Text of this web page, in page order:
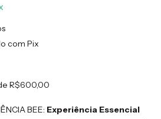
com Pix
R$600,00
BEE: Experiência Essencial